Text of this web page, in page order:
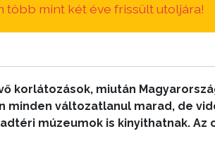
több mint két éve frissült utoljára!
korlátozások, miután
minden változatlanul marad, de
múzeumok is kinyithatnak. Az